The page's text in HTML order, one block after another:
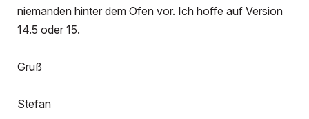
niemanden hinter dem Ofen vor. Ich hoffe auf Version
14.5 oder 15.
Gruß
Stefan